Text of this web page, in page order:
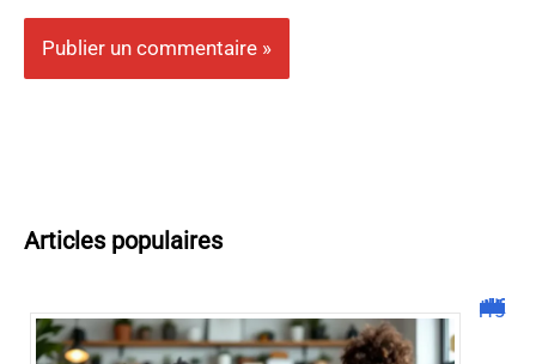
Articles populaires
Malgrim com : tout ce que vous devez savoir sur la plateforme !